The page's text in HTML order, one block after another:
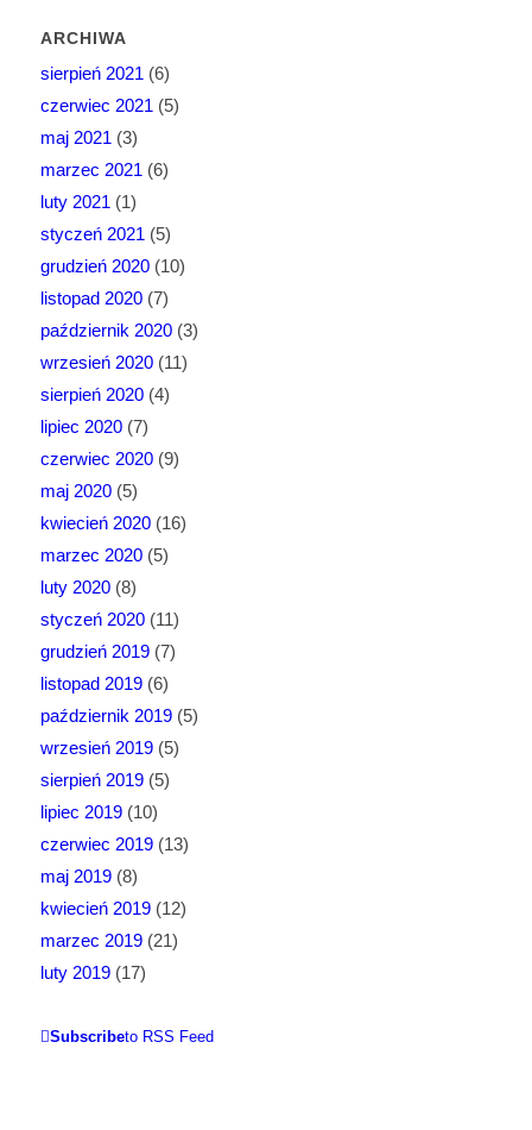
ARCHIWA
sierpień 2021 (6)
czerwiec 2021 (5)
maj 2021 (3)
marzec 2021 (6)
luty 2021 (1)
styczeń 2021 (5)
grudzień 2020(10)
listopad 2020(7)
październik 2020(3)
wrzesień 2020(11)
sierpień 2020(4)
lipiec 2020(7)
czerwiec 2020(9)
maj 2020(5)
kwiecień 2020(16)
marzec 2020(5)
luty 2020(8)
styczeń 2020(11)
grudzień 2019(7)
listopad 2019(6)
październik 2019(5)
wrzesień 2019(5)
sierpień 2019(5)
lipiec 2019(10)
czerwiec 2019(13)
maj 2019(8)
kwiecień 2019(12)
marzec 2019(21)
luty 2019(17)
Subscribeto RSS Feed